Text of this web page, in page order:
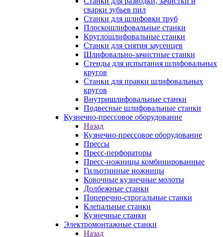
сварки зубьев пил
Станки для шлифовки труб
Плоскошлифовальные станки
Круглошлифовальные станки
Станки для снятия заусенцев
Шлифовально-зачистные станки
Стенды для испытания шлифовальных
кругов
Станки для правки шлифовальных
кругов
Внутришлифовальные станки
Подвесные шлифовальные станки
Кузнечно-прессовое оборудование
Назад
Кузнечно-прессовое оборудование
Прессы
Пресс-перфораторы
Пресс-ножницы комбинированные
Гильотинные ножницы
Ковочные кузнечные молоты
Долбежные станки
Поперечно-строгальные станки
Клепальные станки
Кузнечные станки
Электромонтажные станки
Назад